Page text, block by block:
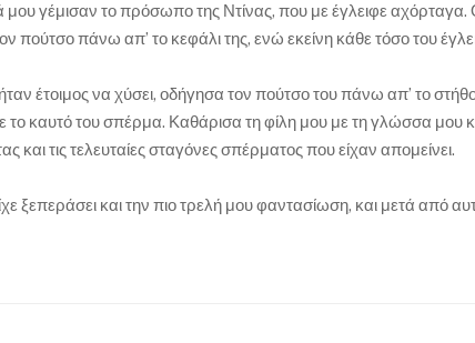
γέμισαν το πρόσωπο της Ντίνας, που με έγλειφε
πούτσο πάνω απ’ το κεφάλι της, ενώ εκείνη κάθε τόσο του
έτοιμος να χύσει, οδήγησα τον πούτσο του πάνω απ’ το
το καυτό του σπέρμα. Καθάρισα τη φίλη μου με τη γλώσσα μου
και τις τελευταίες σταγόνες σπέρματος που είχαν απομείνει.
ξεπεράσει και την πιο τρελή μου φαντασίωση, και μετά από